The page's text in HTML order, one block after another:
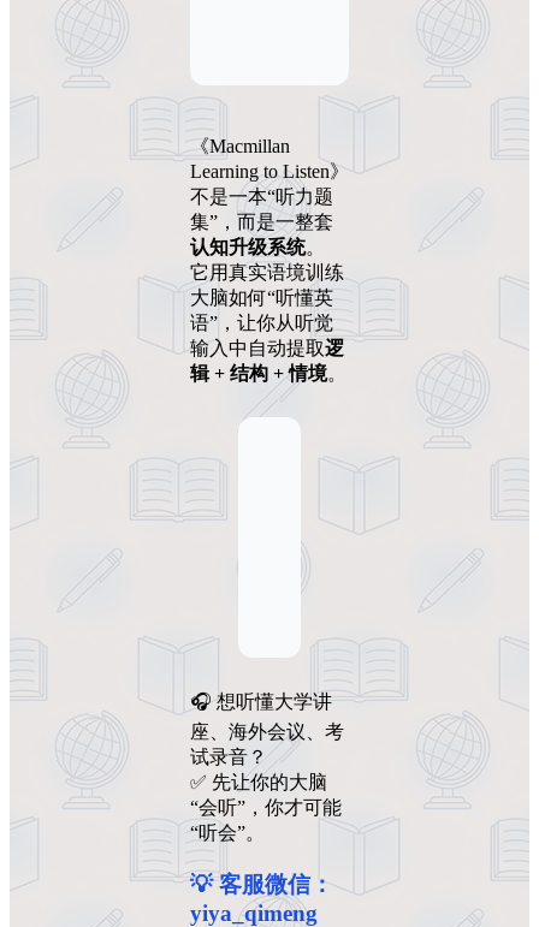
《Macmillan
Learning to Listen》
不是一本“听力题
集”，而是一整套
认知升级系统。
它用真实语境训练
大脑如何“听懂英
语”，让你从听觉
输入中自动提取逻
辑 + 结构 + 情境。
🎧 想听懂大学讲
座、海外会议、考
试录音？
✅ 先让你的大脑
“会听”，你才可能
“听会”。
💡 客服微信：
yiya_qimeng